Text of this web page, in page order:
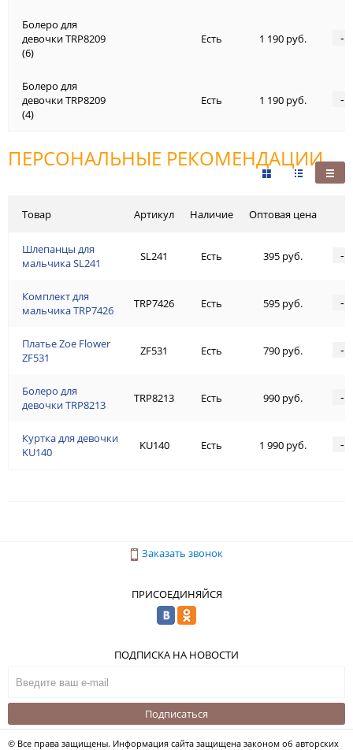
Болеро для
девочки TRP8209
(6)
Болеро для
девочки TRP8209
(4)
Есть 1 190 руб. -
Есть 1 190 руб. -
ПЕРСОНАЛЬНЫЕ РЕКОМЕНДАЦИИ
Товар
Шлепанцы для
мальчика SL241
Комплект для
мальчика TRP7426
Платье Zoe Flower
ZF531
Болеро для
девочки TRP8213
Куртка для девочки
KU140
Артикул Наличие Оптовая цена
SL241 Есть 395 руб. -
TRP7426 Есть 595 руб. -
ZF531 Есть 790 руб. -
TRP8213 Есть 990 руб. -
KU140 Есть 1 990 руб. -
Заказать звонок
ПРИСОЕДИНЯЙСЯ
ПОДПИСКА НА НОВОСТИ
Подписаться
© Все права защищены. Информация сайта защищена законом об авторских